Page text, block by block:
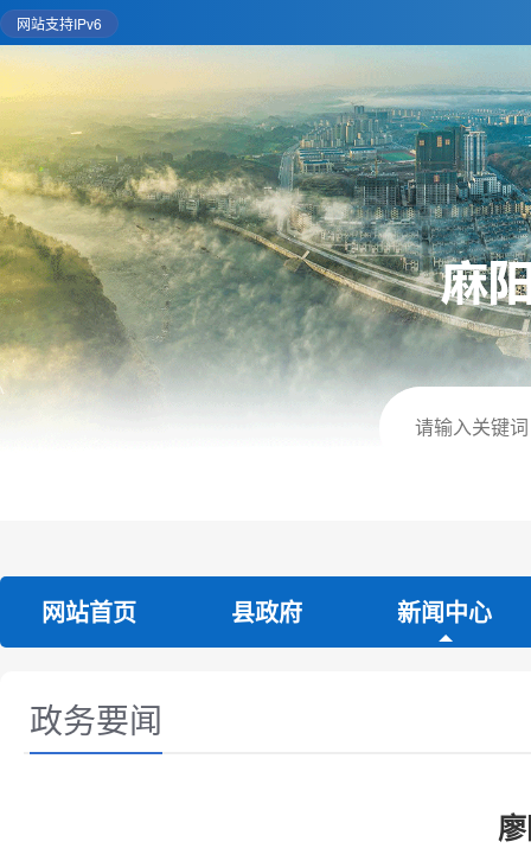
网站支持IPv6
网站首页 县政府 新闻中心
政务要闻